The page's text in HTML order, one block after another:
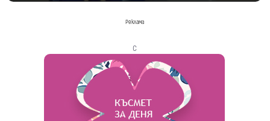
Реклама
с